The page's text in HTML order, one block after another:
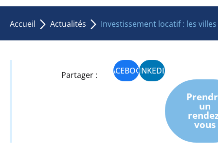
Accueil Actualités Investissement locatif : les
Partager : FACEBOOKLINKEDIN
un
vous